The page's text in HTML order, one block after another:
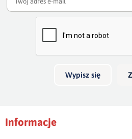
Twoja ocena
Bardzo
Twoja opinia o produkcie
Wypisz się
Informacje